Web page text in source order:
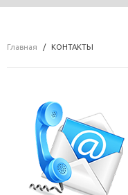
Главная КОНТАКТЫ